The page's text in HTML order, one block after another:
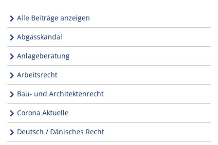
Alle Beiträge anzeigen
Abgasskandal
Anlageberatung
Arbeitsrecht
Bau- und Architektenrecht
Corona Aktuelle
Deutsch / Dänisches Recht